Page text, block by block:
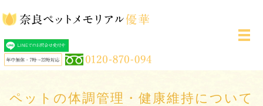
メ
ペットの体調管理・健康維持について